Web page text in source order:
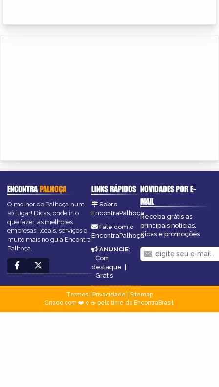
ENCONTRAPALHOÇA
O melhor de Palhoça num
só lugar! Dicas, onde ir, o
que fazer, as melhores
empresas, locais, serviços e
muito mais no guia Encontra
Palhoça.
LINKS RÁPIDOS
Sobre
EncontraPalhoça
Fale com o
EncontraPalhoça
ANUNCIE:
Com
destaque |
Grátis
NOVIDADES POR E-
MAIL
Receba grátis as
principais notícias,
dicas e promoções
Termos| Privacidade
Sitemap
Criado com ❤️ e ☕ pelo time do EncontraBrasil